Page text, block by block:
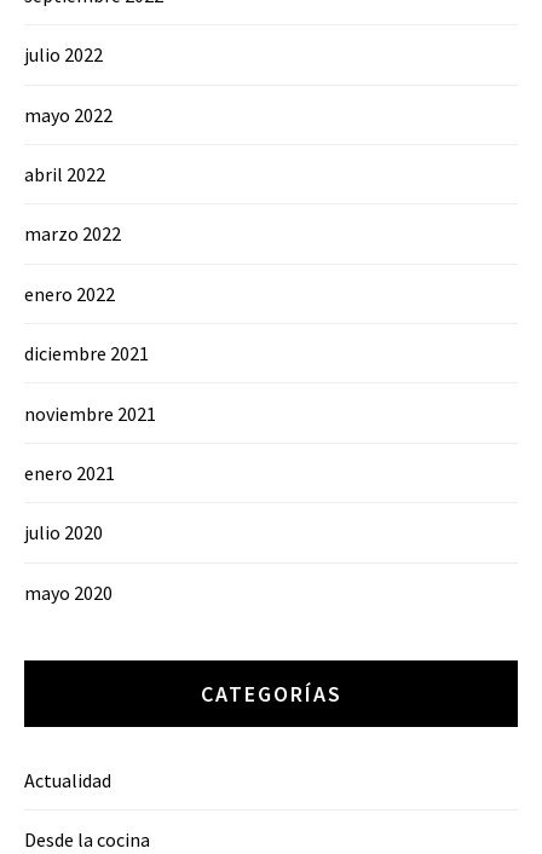
julio 2022
mayo 2022
abril 2022
marzo 2022
enero 2022
diciembre 2021
noviembre 2021
enero 2021
julio 2020
mayo 2020
CATEGORÍAS
Actualidad
Desde la cocina